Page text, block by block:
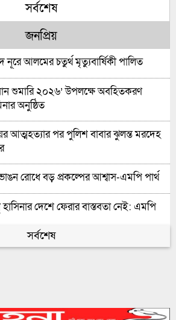
পথচলায় নীরব যোদ্ধাদের প্রাপ্য স্বীকৃত
সনদ বাস্তবায়ন না হলে ক্ষমতায় যারা আসবে
‘শেখ হাসিনা’ হয়ে উঠবে: গোলাম পরোয়ার
শিক্ষক নিয়োগে স্বচ্ছতা চায় সচেতন মহল”-
আশরাফুল আলম
চর দখলকে কেন্দ্র করে গুলিবিদ্ধ-১
হতদরিদ্রদের মাঝে করিম-বানু ফাউন্ডেশনের
ও খাবার বিতরণ
সর্বশেষ
জনপ্রিয়
নূরে আলমের চতুর্থ মৃত্যুবার্ষিকী পালিত
শুমারি ২০২৬’ উপলক্ষে অবহিতকরণ
অনুষ্ঠিত
আত্মহত্যার পর পুলিশ বাবার ঝুলন্ত মরদেহ
রোধে বড় প্রকল্পের আশ্বাস-এমপি পার্থ
দেশে ফেরার বাস্তবতা নেই: এমপি
সংস্কারেই চলছে ভোলার গুরুত্বপূর্ণ অফিসের
মানুষ
সর্বশেষ